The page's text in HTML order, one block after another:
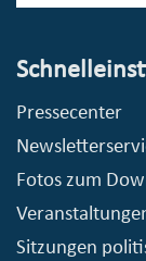
Pressecenter
Fotos zum
Sitzungen